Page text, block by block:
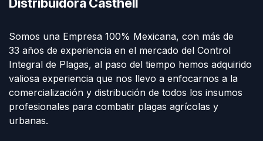
Somos una Empresa 100% Mexicana, con más de
33 años de experiencia en el mercado del Control
Integral de Plagas, al paso del tiempo hemos adquirido
valiosa experiencia que nos llevo a enfocarnos a la
comercialización y distribución de todos los insumos
profesionales para combatir plagas agrícolas y
urbanas.